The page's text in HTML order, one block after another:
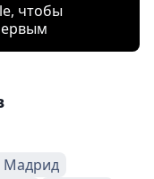
чтобы
Мадрид